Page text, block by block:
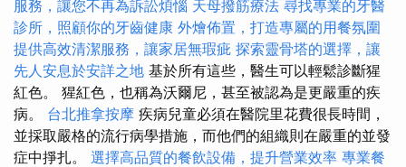
服務，讓您不再為訴訟煩惱 天母撥筋療法 尋找專業的牙醫
診所，照顧你的牙齒健康 外燴佈置，打造專屬的用餐氛圍
提供高效清潔服務，讓家居無瑕疵 探索靈骨塔的選擇，讓
先人安息於安詳之地 基於所有這些，醫生可以輕鬆診斷猩
紅色。 猩紅色，也稱為沃爾尼，甚至被認為是更嚴重的疾
病。 台北推拿按摩 疾病兒童必須在醫院里花費很長時間，
並採取嚴格的流行病學措施，而他們的組織則在嚴重的並發
症中掙扎。 選擇高品質的餐飲設備，提升營業效率 專業餐